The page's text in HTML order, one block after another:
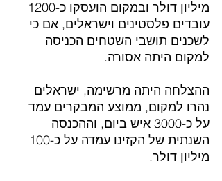
עובדים פלסטינים וישראלים, אם כי
לשכנים תושבי השטחים הכניסה
למקום היתה אסורה.
ההצלחה היתה מרשימה, ישראלים
נהרו למקום, ממוצע המבקרים עמד
על כ-3000 איש ביום, וההכנסה
מיליון דולר.